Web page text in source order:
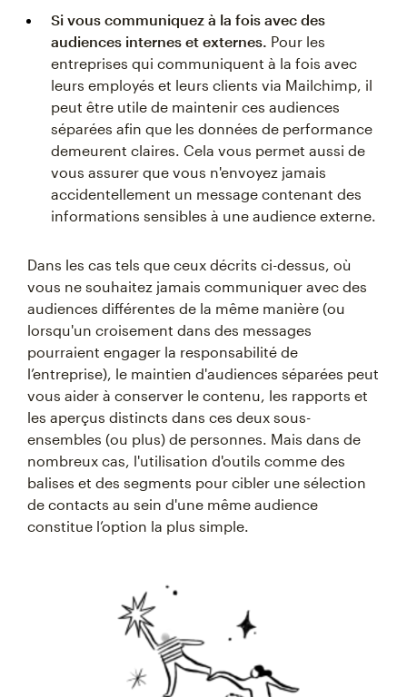
Si vous communiquez à la fois avec des
audiences internes et externes. Pour les
entreprises qui communiquent à la fois avec
leurs employés et leurs clients via Mailchimp, il
peut être utile de maintenir ces audiences
séparées afin que les données de performance
demeurent claires. Cela vous permet aussi de
vous assurer que vous n'envoyez jamais
accidentellement un message contenant des
informations sensibles à une audience externe.
Dans les cas tels que ceux décrits ci-dessus, où
vous ne souhaitez jamais communiquer avec des
audiences différentes de la même manière (ou
lorsqu'un croisement dans des messages
pourraient engager la responsabilité de
l’entreprise), le maintien d'audiences séparées peut
vous aider à conserver le contenu, les rapports et
les aperçus distincts dans ces deux sous-
ensembles (ou plus) de personnes. Mais dans de
nombreux cas, l'utilisation d'outils comme des
balises et des segments pour cibler une sélection
de contacts au sein d'une même audience
constitue l’option la plus simple.